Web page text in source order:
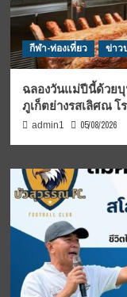
กีฬา-ท่องเที่ยว ข่าว
ฉลองวันแม่ปีนี้ด้วย
ภูเก็ตย่างรสเลิศณ โ
admin1 05/08/2026